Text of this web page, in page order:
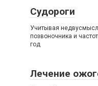
Судороги
Учитывая
позвоночника и
год
Лечение